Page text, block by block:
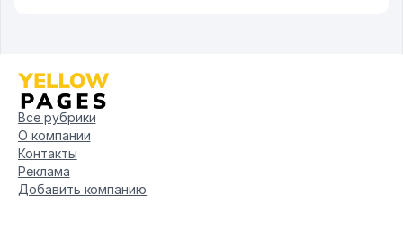
Все рубрики
О компании
Контакты
Реклама
Добавить компанию